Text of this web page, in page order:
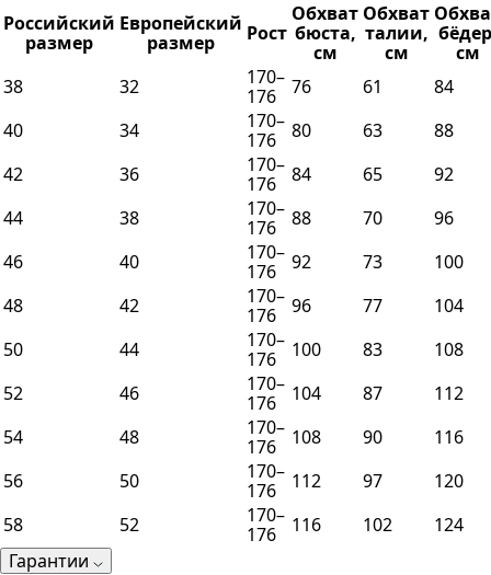
Российский
размер
Европейский
размер
Рост
Обхват
бюста,
см
Обхват
талии,
см
см
38
32
170–
176
76 61
84
40
34
170–
176
80 63
88
42
36
170–
176
84 65
92
44
38
170–
176
88 70
96
46
40
170–
176
92 73
100
48
42
170–
176
96 77
104
50
44
170–
176
100 83
108
52
46
170–
176
104 87
112
54
48
170–
176
108 90
116
56
50
170–
176
112 97
120
58
52
170–
176
116 102
124
Гарантии